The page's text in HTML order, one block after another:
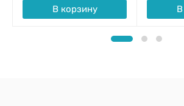
В корзину